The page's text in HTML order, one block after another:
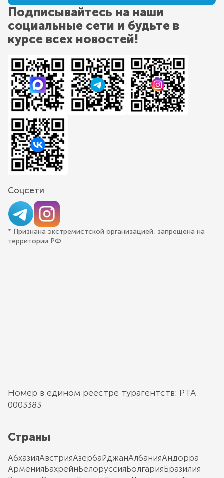
Подписывайтесь на наши
социальные сети и будьте в
курсе всех новостей!
Соцсети
* Признана экстремистской организацией, запрещена на
территории РФ
Номер в едином реестре турагентств: РТА
0003383
Страны
АбхазияАвстрияАзербайджанАлбанияАндорра
АрменияБахрейнБелоруссияБолгарияБразилия